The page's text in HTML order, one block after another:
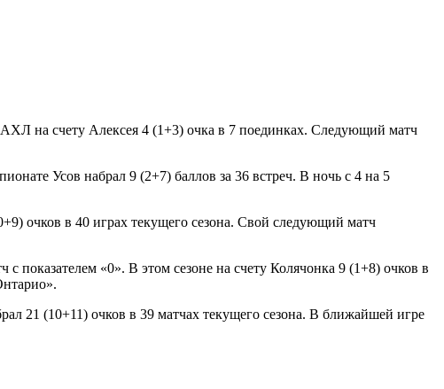
на счету Алексея 4 (1+3) очка в 7 поединках. Следующий матч
Усов набрал 9 (2+7) баллов за 36 встреч. В ночь с 4 на 5
очков в 40 играх текущего сезона. Свой следующий матч
показателем «0». В этом сезоне на счету Колячонка 9 (1+8) очков в
21 (10+11) очков в 39 матчах текущего сезона. В ближайшей игре